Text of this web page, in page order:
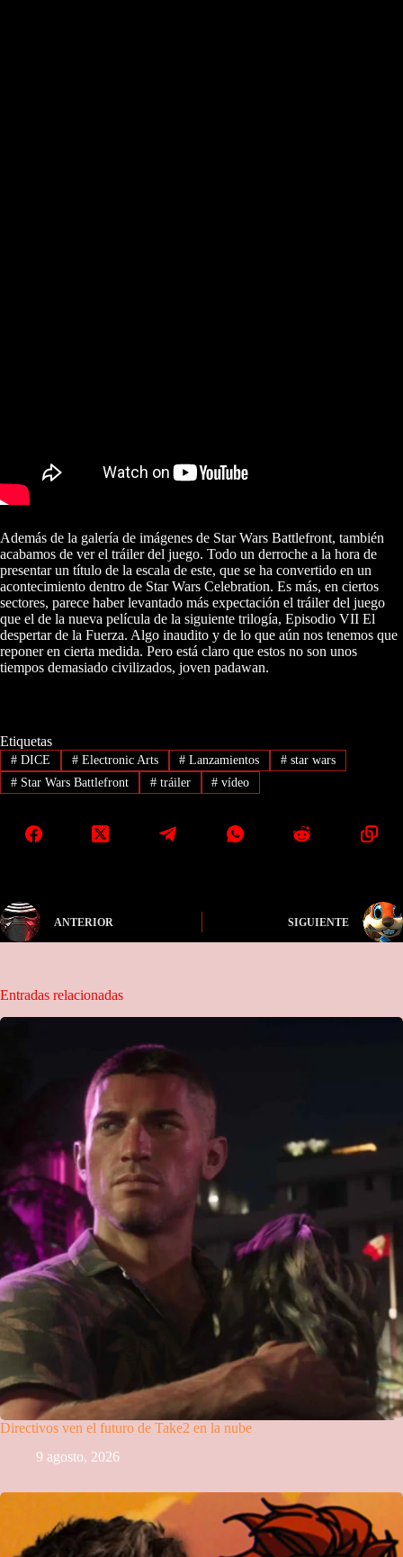
Además de la galería de imágenes de Star Wars Battlefront, también
acabamos de ver el tráiler del juego. Todo un derroche a la hora de
presentar un título de la escala de este, que se ha convertido en un
acontecimiento dentro de Star Wars Celebration. Es más, en ciertos
sectores, parece haber levantado más expectación el tráiler del juego
que el de la nueva película de la siguiente trilogía, Episodio VII El
despertar de la Fuerza. Algo inaudito y de lo que aún nos tenemos que
reponer en cierta medida. Pero está claro que estos no son unos
tiempos demasiado civilizados, joven padawan.
Etiquetas
#DICE #Electronic Arts # Lanzamientos # star wars
#Star Wars Battlefront #tráiler # vídeo
ANTERIOR SIGUIENTE
Entradas relacionadas
Directivos ven el futuro de Take2 en la nube
9 agosto, 2026